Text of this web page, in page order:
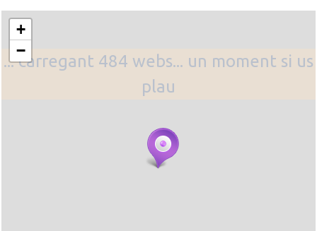
... carregant 484 webs... un moment si us
plau
+
−